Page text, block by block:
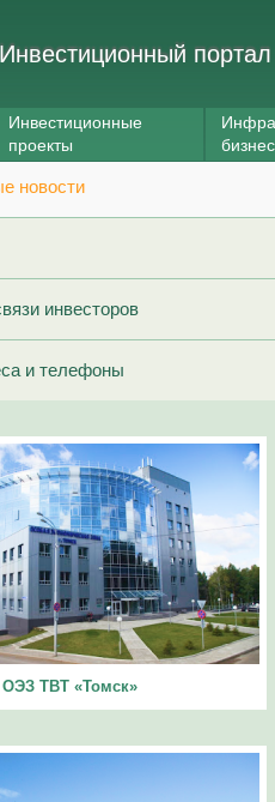
Инвестиционный
Инвестиционные
проекты
новости
инвесторов
и телефоны
ОЭЗ ТВТ «Томск»